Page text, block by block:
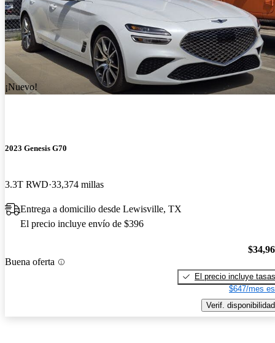
¡Nuevo!
2023 Genesis G70
3.3T RWD 33,374 millas
Entrega a domicilio desde Lewisville, TX
El precio incluye envío de $396
Buena oferta
El precio incluye tasas
$647/mes
Verif. disponibilidad